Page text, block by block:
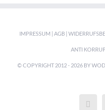
IMPRESSUM AGB|
ANTI
© COPYRIGHT 2012 - 2026 BY